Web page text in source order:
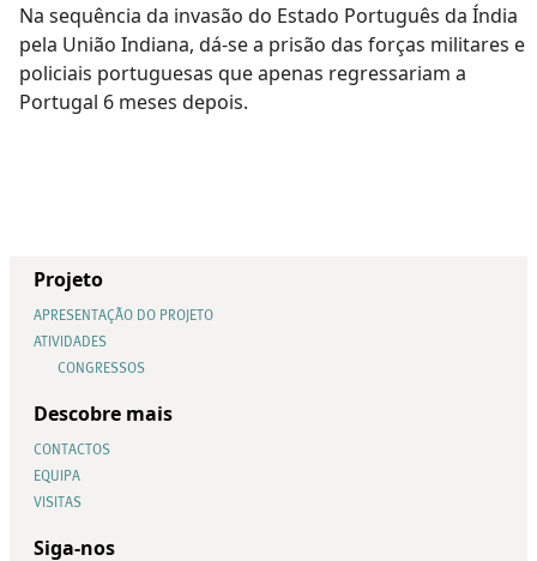
Na sequência da invasão do Estado Português da Índia
pela União Indiana, dá-se a prisão das forças militares e
policiais portuguesas que apenas regressariam a
Portugal 6 meses depois.
Projeto
APRESENTAÇÃO DO PROJETO
ATIVIDADES
CONGRESSOS
Descobre mais
CONTACTOS
EQUIPA
VISITAS
Siga-nos